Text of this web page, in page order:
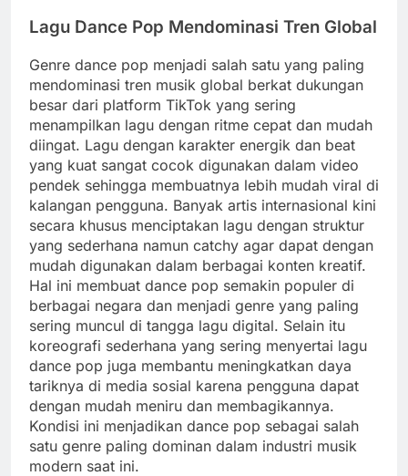
Lagu Dance Pop Mendominasi Tren Global
Genre dance pop menjadi salah satu yang paling
mendominasi tren musik global berkat dukungan
besar dari platform TikTok yang sering
menampilkan lagu dengan ritme cepat dan mudah
diingat. Lagu dengan karakter energik dan beat
yang kuat sangat cocok digunakan dalam video
pendek sehingga membuatnya lebih mudah viral di
kalangan pengguna. Banyak artis internasional kini
secara khusus menciptakan lagu dengan struktur
yang sederhana namun catchy agar dapat dengan
mudah digunakan dalam berbagai konten kreatif.
Hal ini membuat dance pop semakin populer di
berbagai negara dan menjadi genre yang paling
sering muncul di tangga lagu digital. Selain itu
koreografi sederhana yang sering menyertai lagu
dance pop juga membantu meningkatkan daya
tariknya di media sosial karena pengguna dapat
dengan mudah meniru dan membagikannya.
Kondisi ini menjadikan dance pop sebagai salah
satu genre paling dominan dalam industri musik
modern saat ini.